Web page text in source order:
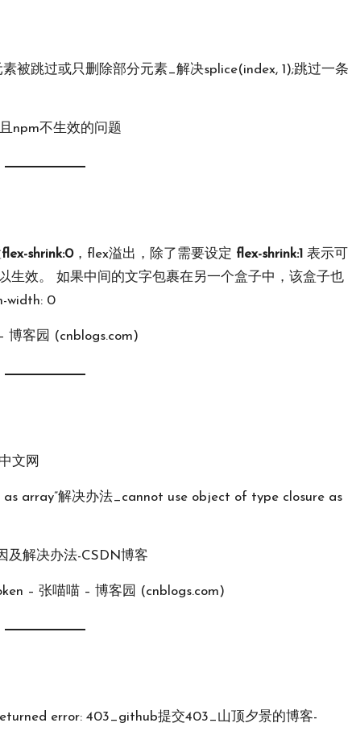
被跳过或只删除部分元素_解决splice(index, 1);跳过一条
npm不生效的问题
flex-shrink:0，flex溢出，除了需要设定 flex-shrink:1 表示可
生效。 如果中间的文字包裹在另一个盒子中，该盒子也
width: 0
博客园 (cnblogs.com)
文网
array”解决办法_cannot use object of type closure as
及解决办法-CSDN博客
– 张喵喵 – 博客园 (cnblogs.com)
error: 403_github提交403_山顶夕景的博客-